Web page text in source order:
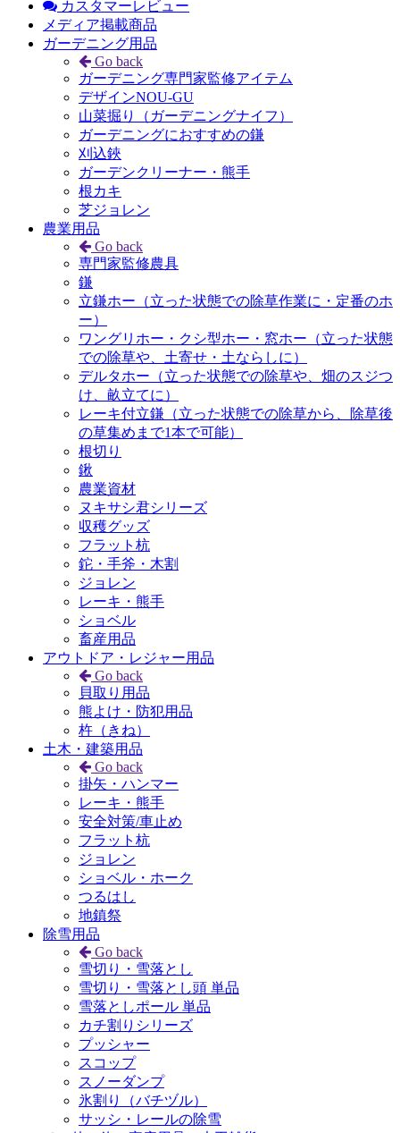
カスタマーレビュー
メディア掲載商品
ガーデニング用品
Go back
ガーデニング専門家監修アイテム
デザインNOU-GU
山菜掘り（ガーデニングナイフ）
ガーデニングにおすすめの鎌
刈込鋏
ガーデンクリーナー・熊手
根カキ
芝ジョレン
農業用品
Go back
専門家監修農具
鎌
立鎌ホー（立った状態での除草作業に・定番のホ
ー）
ワングリホー・クシ型ホー・窓ホー（立った状態
での除草や、土寄せ・土ならしに）
デルタホー（立った状態での除草や、畑のスジつ
け、畝立てに）
レーキ付立鎌（立った状態での除草から、除草後
の草集めまで1本で可能）
根切り
鍬
農業資材
ヌキサシ君シリーズ
収穫グッズ
フラット杭
鉈・手斧・木割
ジョレン
レーキ・熊手
ショベル
畜産用品
アウトドア・レジャー用品
Go back
貝取り用品
熊よけ・防犯用品
杵（きね）
土木・建築用品
Go back
掛矢・ハンマー
レーキ・熊手
安全対策/車止め
フラット杭
ジョレン
ショベル・ホーク
つるはし
地鎮祭
除雪用品
Go back
雪切り・雪落とし
雪切り・雪落とし頭 単品
雪落としポール 単品
カチ割りシリーズ
プッシャー
スコップ
スノーダンプ
氷割り（バチヅル）
サッシ・レールの除雪